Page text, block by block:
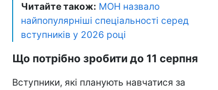
Читайте також: МОН назвало
найпопулярніші спеціальності серед
вступників у 2026 році
Що потрібно зробити до 11 серпня
Вступники, які планують навчатися за